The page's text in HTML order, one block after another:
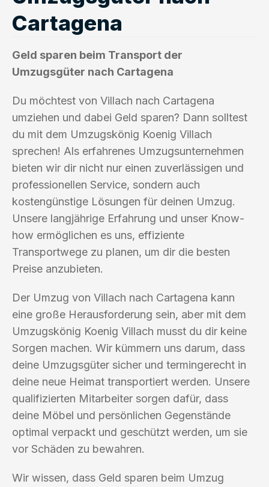
Cartagena
Geld sparen beim Transport der
Umzugsgüter nach Cartagena
Du möchtest von Villach nach Cartagena
umziehen und dabei Geld sparen? Dann solltest
du mit dem Umzugskönig Koenig Villach
sprechen! Als erfahrenes Umzugsunternehmen
bieten wir dir nicht nur einen zuverlässigen und
professionellen Service, sondern auch
kostengünstige Lösungen für deinen Umzug.
Unsere langjährige Erfahrung und unser Know-
how ermöglichen es uns, effiziente
Transportwege zu planen, um dir die besten
Preise anzubieten.
Der Umzug von Villach nach Cartagena kann
eine große Herausforderung sein, aber mit dem
Umzugskönig Koenig Villach musst du dir keine
Sorgen machen. Wir kümmern uns darum, dass
deine Umzugsgüter sicher und termingerecht in
deine neue Heimat transportiert werden. Unsere
qualifizierten Mitarbeiter sorgen dafür, dass
deine Möbel und persönlichen Gegenstände
optimal verpackt und geschützt werden, um sie
vor Schäden zu bewahren.
Wir wissen, dass Geld sparen beim Umzug